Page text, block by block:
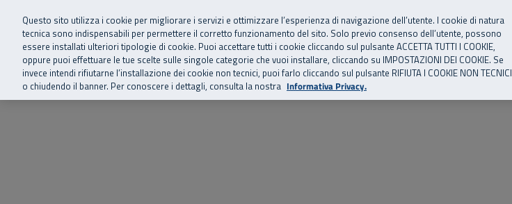
Vai al menu principale
Vai al contenuto principale
Vai al Footer
SuperAbile - il Contact Center Inail per il mondo della disabilità
Home Chi siamo Storie, news ed eventi Risorse utili Supporto
Questo sito utilizza i cookie per migliorare i servizi e ottimizzare l’esperienza di navigazione dell’utente. I cookie di natura
tecnica sono indispensabili per permettere il corretto funzionamento del sito. Solo previo consenso dell’utente, possono
essere installati ulteriori tipologie di cookie. Puoi accettare tutti i cookie cliccando sul pulsante ACCETTA TUTTI I COOKIE,
oppure puoi effettuare le tue scelte sulle singole categorie che vuoi installare, cliccando su IMPOSTAZIONI DEI COOKIE. Se
invece intendi rifiutarne l’installazione dei cookie non tecnici, puoi farlo cliccando sul pulsante RIFIUTA I COOKIE NON TECNICI
o chiudendo il banner. Per conoscere i dettagli, consulta la nostra Informativa Privacy.